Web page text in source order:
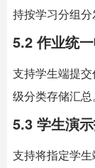
持按学习分组分
5.2 作业统
支持学生端提
级分类存储汇总。
5.3 学生演
支持将指定学生